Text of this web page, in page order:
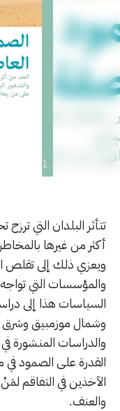
تتأثر البلدان التي
أكثر من غيرها
ويعزي ذلك إلى تقلص
والمؤسسات التي تواجه
السياسات هذا إلى
وشمال موزمبيق وشرق
والدراسات المنشورة
القدرة على الصمود في
الآخذين في التفاقم
والعنف.